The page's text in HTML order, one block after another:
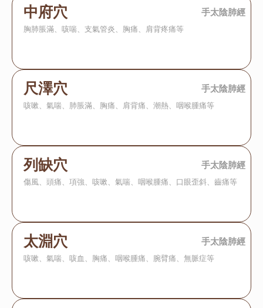
中府穴 手太陰肺經
胸肺脹滿、咳喘、支氣管炎、胸痛、肩背疼痛等
尺澤穴 手太陰肺經
咳嗽、氣喘、肺脹滿、胸痛、肩背痛、潮熱、咽喉腫痛等
列缺穴 手太陰肺經
傷風、頭痛、項強、咳嗽、氣喘、咽喉腫痛、口眼歪斜、齒痛等
太淵穴 手太陰肺經
咳嗽、氣喘、咳血、胸痛、咽喉腫痛、腕臂痛、無脈症等